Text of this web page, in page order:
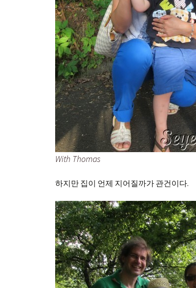
With Thomas
하지만 집이 언제 지어질까가 관건이다.